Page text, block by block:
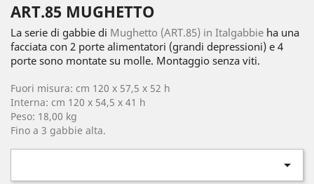
ART.85 MUGHETTO
La serie di gabbie di Mughetto (ART.85) in Italgabbie ha una
facciata con 2 porte alimentatori (grandi depressioni) e 4
porte sono montate su molle. Montaggio senza viti.
Fuori misura: cm 120 x 57,5 x 52 h
Interna: cm 120 x 54,5 x 41 h
Peso: 18,00 kg
Fino a 3 gabbie alta.
